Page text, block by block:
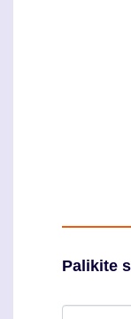
Palikite